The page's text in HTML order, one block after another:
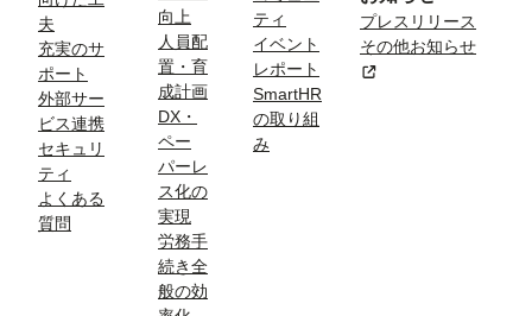
夫
充実のサ
ポート
外部サー
ビス連携
セキュリ
ティ
よくある
質問
向上
人員配
置・育
成計画
DX・
ペー
パーレ
ス化の
実現
労務手
続き全
般の効
ティ
イベント
レポート
SmartHR
の取り組
み
プレスリリース
その他お知らせ
新規タブまたはウィン